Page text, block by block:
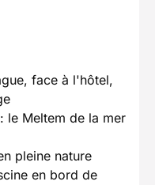
face à l'hôtel,
le Meltem de la mer
pleine nature
en bord de